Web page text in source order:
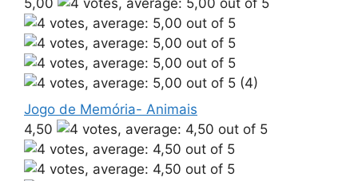
(4)
Jogo de Memória- Animais
4,50